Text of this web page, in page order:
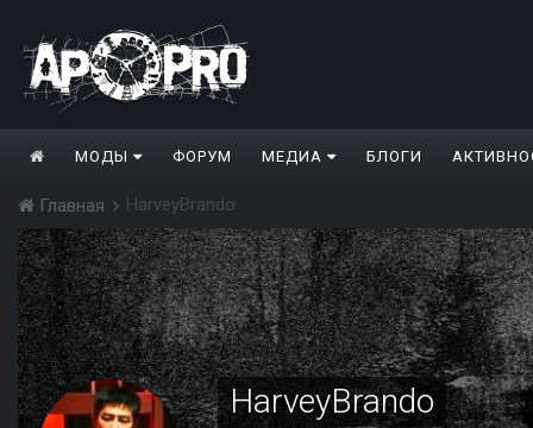
МОДЫ ФОРУМ МЕДИА БЛОГИ
Главная HarveyBrando
HarveyBrando